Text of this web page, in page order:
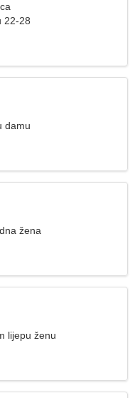
22-28
damu
žena
lijepu ženu